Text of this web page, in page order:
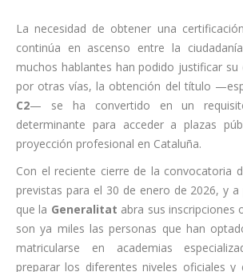
La necesidad de obtener una
continúa en ascenso entre la
muchos hablantes han podido justificar
por otras vías, la obtención del título
C2— se ha convertido en un
determinante para acceder a plazas
proyección profesional en Cataluña.
Con el reciente cierre de la convocatoria
previstas para el 30 de enero de 2026, y
que la Generalitat abra sus inscripciones
son ya miles las personas que han
matricularse en academias
preparar los diferentes niveles oficiales y